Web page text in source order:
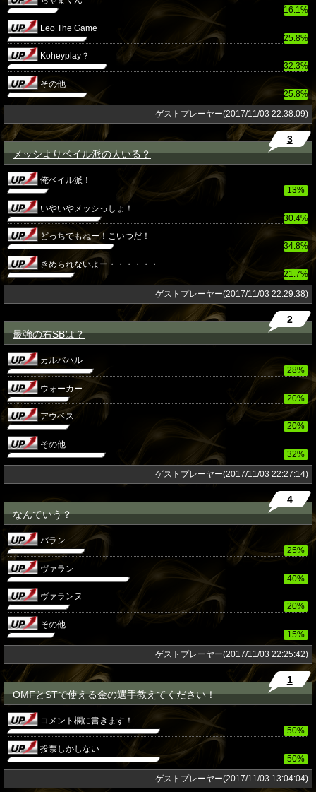
16.1%
Leo The Game
25.8%
Koheyplay？
32.3%
その他
25.8%
ゲストプレーヤー(2017/11/03 22:38:09)
メッシよりベイル派の人いる？
3
俺ベイル派！
13%
いやいやメッシっしょ！
30.4%
どっちでもねー！こいつだ！
34.8%
きめられないよー・・・・・・
21.7%
ゲストプレーヤー(2017/11/03 22:29:38)
最強の右SBは？
2
カルバハル
28%
ウォーカー
20%
アウベス
20%
その他
32%
ゲストプレーヤー(2017/11/03 22:27:14)
なんていう？
4
バラン
25%
ヴァラン
40%
ヴァランヌ
20%
その他
15%
ゲストプレーヤー(2017/11/03 22:25:42)
OMFとSTで使える金の選手教えてください！
1
コメント欄に書きます！
50%
投票しかしない
50%
ゲストプレーヤー(2017/11/03 13:04:04)